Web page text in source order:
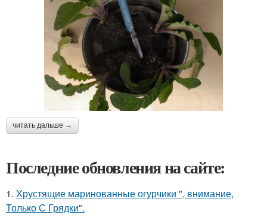
читать дальше →
Последние обновления на сайте:
1. Хрустящие маринованные огурчики ", внимание,
Только С Грядки".